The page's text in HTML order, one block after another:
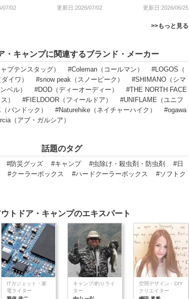
07/02 更新日:2026/07/02 更新日:2026/06/25
>>もっと見る
・キャンプに関連するブランド・メーカー
プテンスタッグ） #Coleman（コールマン）
#LOGOS（
イワ） #snow peak（スノーピーク）
#SHIMANO（シマ
ベル） #DOD（ディーオーディー）
#THE NORTH FACE
）
#FIELDOOR（フィールドア）
#UNIFLAME（ユニフ
バンドック） #Naturehike（ネイチャーハイク）
#ogawa
（アブ・ガルシア）
話題のタグ
#防災グッズ #キャンプ #虫除け・殺虫剤・防虫剤
#日
#クーラーボックス #ハードクーラーボックス
#ソフトク
トドア・キャンプのエキスパート
ITガジェット・家
電ライター
キャンプ/釣りライ
ター
空間デザイン・DIY
クリエイター